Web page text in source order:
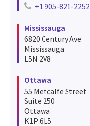
+1 905-821-2252
Mississauga
6820 Century Ave
Mississauga
L5N 2V8
Ottawa
55 Metcalfe Street
Suite 250
Ottawa
K1P 6L5